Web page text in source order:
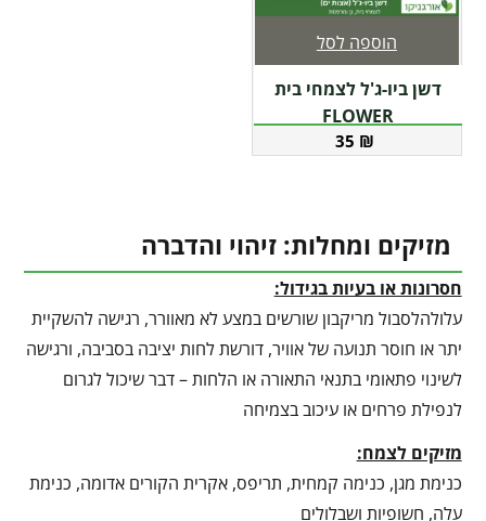
דשן ביו-ג'ל לצמחי בית
FLOWER
35 ₪
הוספה לסל
מזיקים ומחלות: זיהוי והדברה
חסרונות או בעיות בגידול:
עלולהלסבול מריקבון שורשים במצע לא מאוורר, רגישה להשקיית
יתר או חוסר תנועה של אוויר, דורשת לחות יציבה בסביבה, ורגישה
לשינוי פתאומי בתנאי התאורה או הלחות – דבר שיכול לגרום
לנפילת פרחים או עיכוב בצמיחה
מזיקים לצמח:
כנימת מגן, כנימה קמחית, תריפס, אקרית הקורים אדומה, כנימת
עלה, חשופיות ושבלולים